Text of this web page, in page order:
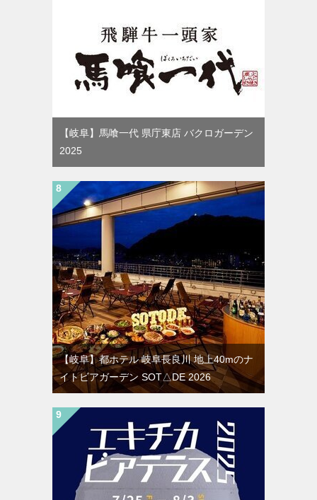
【岐阜】馬喰一代 県庁東店 バクロガーデン
2025
【岐阜】都ホテル 岐阜長良川 地上40mのナ
イトビアガーデン SOT△DE 2026